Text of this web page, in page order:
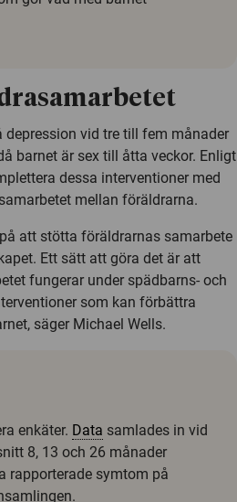
depression vid tre till fem månader
barnet är sex till åtta veckor. Enligt
dessa interventioner med
mellan föräldrarna.
att stötta föräldrarnas samarbete
Ett sätt att göra det är att
fungerar under spädbarns- och
som kan förbättra
säger Michael Wells.
enkäter. Data samlades in vid
8, 13 och 26 månader
rapporterade symtom på